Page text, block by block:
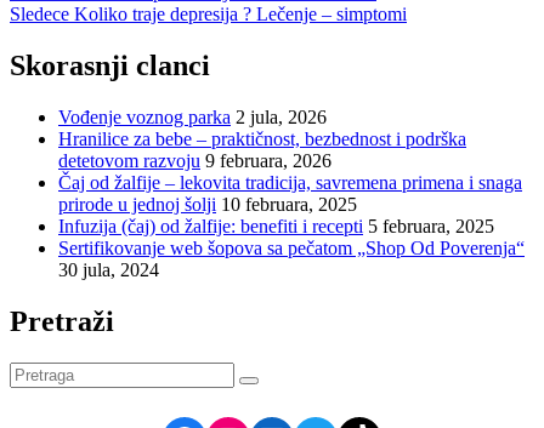
članka
Sledece Koliko traje depresija ? Lečenje – simptomi
Skorasnji clanci
Vođenje voznog parka 2 jula, 2026
Hranilice za bebe – praktičnost, bezbednost i podrška
detetovom razvoju 9 februara, 2026
Čaj od žalfije – lekovita tradicija, savremena primena i snaga
prirode u jednoj šolji 10 februara, 2025
Infuzija (čaj) od žalfije: benefiti i recepti 5 februara, 2025
Sertifikovanje web šopova sa pečatom „Shop Od Poverenja“
30 jula, 2024
Pretraži
Search
for:
Search